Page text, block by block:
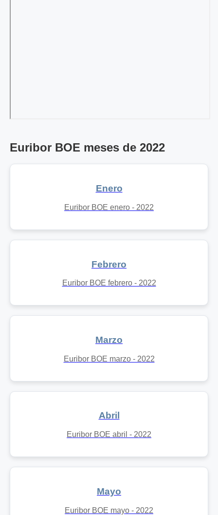
Euribor BOE meses de 2022
Enero
Euribor BOE enero - 2022
Febrero
Euribor BOE febrero - 2022
Marzo
Euribor BOE marzo - 2022
Abril
Euribor BOE abril - 2022
Mayo
Euribor BOE mayo - 2022